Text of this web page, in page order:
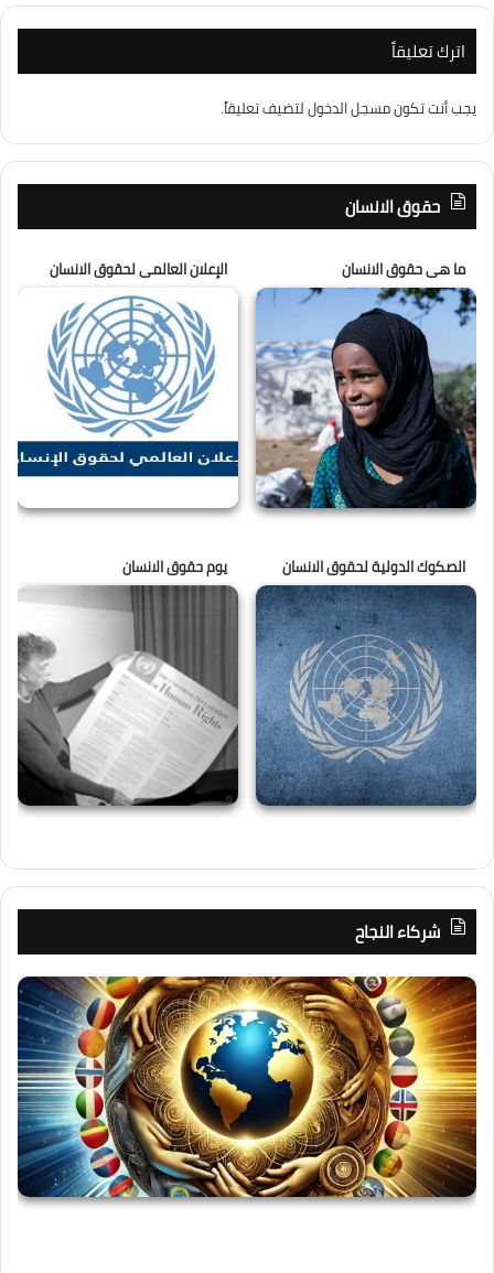
اترك تعليقاً
يجب أنت تكونمسجل الدخوللتضيف تعليقاً.
حقوق الانسان
ما هى حقوق الانسان الإعلان العالمى لحقوق الانسان
الصكوك الدولية لحقوق الانسان يوم حقوق الانسان
شركاء النجاح